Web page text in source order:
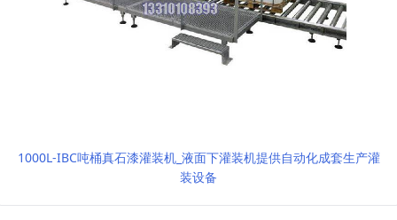
1000L-IBC吨桶真石漆灌装机_液面下灌装机提供自动化成套生产灌
装设备